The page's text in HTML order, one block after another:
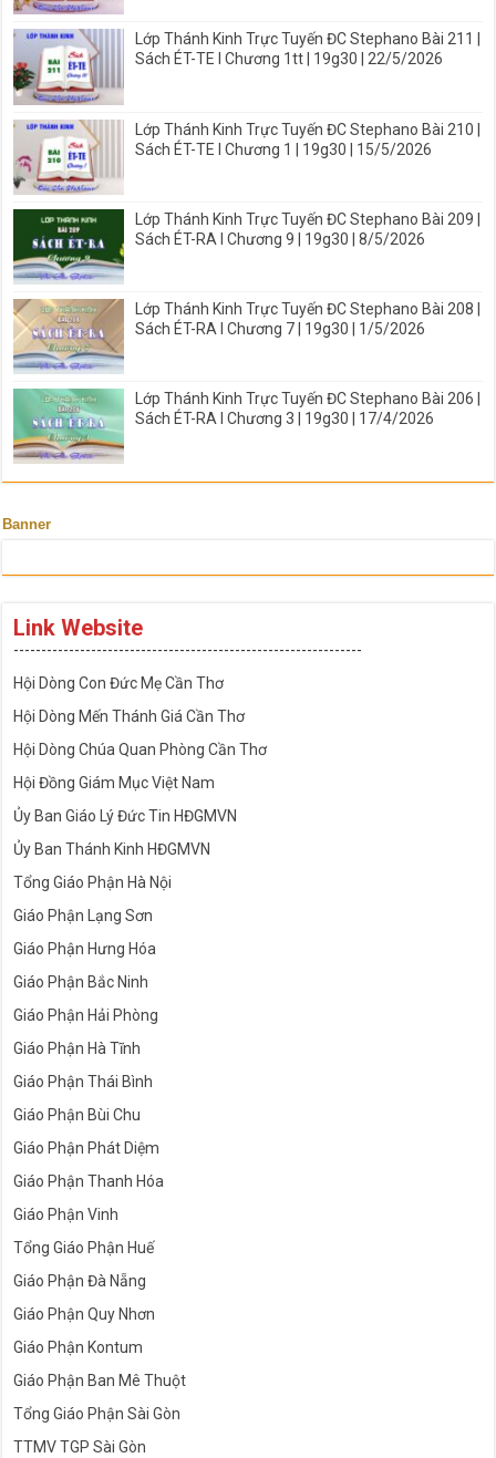
Lớp Thánh Kinh Trực Tuyến ĐC Stephano Bài 211 |
Sách ÉT-TE I Chương 1tt | 19g30 | 22/5/2026
Lớp Thánh Kinh Trực Tuyến ĐC Stephano Bài 210 |
Sách ÉT-TE I Chương 1 | 19g30 | 15/5/2026
Lớp Thánh Kinh Trực Tuyến ĐC Stephano Bài 209 |
Sách ÉT-RA I Chương 9 | 19g30 | 8/5/2026
Lớp Thánh Kinh Trực Tuyến ĐC Stephano Bài 208 |
Sách ÉT-RA I Chương 7 | 19g30 | 1/5/2026
Lớp Thánh Kinh Trực Tuyến ĐC Stephano Bài 206 |
Sách ÉT-RA I Chương 3 | 19g30 | 17/4/2026
Banner
Link Website
---------------------------------------------------------------
Hội Dòng Con Đức Mẹ Cần Thơ
Hội Dòng Mến Thánh Giá Cần Thơ
Hội Dòng Chúa Quan Phòng Cần Thơ
Hội Đồng Giám Mục Việt Nam
Ủy Ban Giáo Lý Đức Tin HĐGMVN
Ủy Ban Thánh Kinh HĐGMVN
Tổng Giáo Phận Hà Nội
Giáo Phận Lạng Sơn
Giáo Phận Hưng Hóa
Giáo Phận Bắc Ninh
Giáo Phận Hải Phòng
Giáo Phận Hà Tĩnh
Giáo Phận Thái Bình
Giáo Phận Bùi Chu
Giáo Phận Phát Diệm
Giáo Phận Thanh Hóa
Giáo Phận Vinh
Tổng Giáo Phận Huế
Giáo Phận Đà Nẵng
Giáo Phận Quy Nhơn
Giáo Phận Kontum
Giáo Phận Ban Mê Thuột
Tổng Giáo Phận Sài Gòn
TTMV TGP Sài Gòn